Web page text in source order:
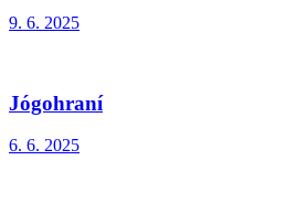
9. 6. 2025
Jógohraní
6. 6. 2025